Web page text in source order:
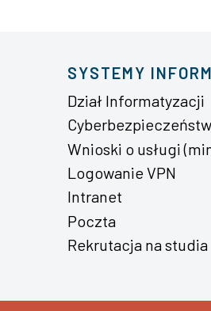
SYSTEMY
Dział Informatyzacji
Wnioski o usługi
Logowanie VPN
Intranet
Poczta
Rekrutacja na studia